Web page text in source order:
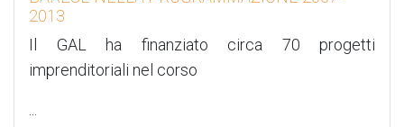
2013
Il GAL ha finanziato circa 70 progetti
imprenditoriali nel corso
...